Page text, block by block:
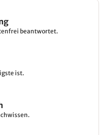
beantwortet.
ist.